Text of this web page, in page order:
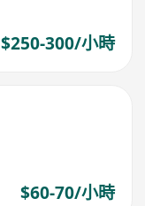
$250-300/小時
$60-70/小時